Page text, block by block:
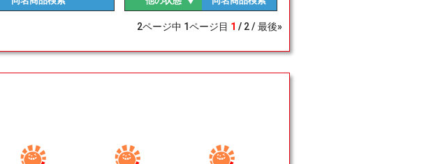
2ページ中 1ページ目 1 2 最後»